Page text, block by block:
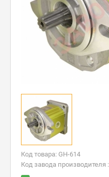
Код товара: GH-614
Код завода производителя :